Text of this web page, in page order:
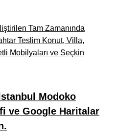
Tam Zamanında
Teslim Konut, Villa,
Mobilyaları ve Seçkin
Modoko
ve Google Haritalar